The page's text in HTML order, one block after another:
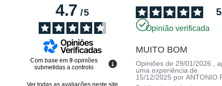
4.7/5
Com base em 9 opiniões
submetidas a controlo
Ver todas as avaliações neste site
5
Opinião verificada
MUITO BOM
Opiniões de 29/01/2026
,
uma experiência de
15/12/2025 porANTONIO